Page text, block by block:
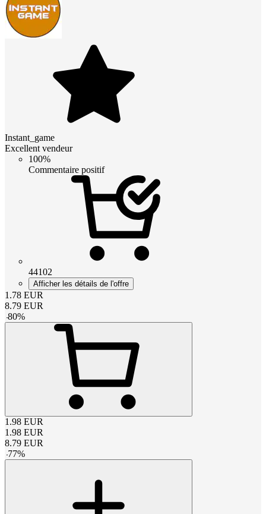
Instant_game
Excellent vendeur
100%
Commentaire positif
44102
Afficher les détails de l'offre
1.78 EUR
8.79 EUR
-80%
1.98 EUR
1.98 EUR
8.79 EUR
-77%